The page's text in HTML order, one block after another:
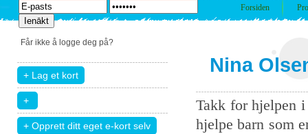
Forsiden
Får ikke å logge deg på?
Nina
Takk for hjelpen
hjelpe barn som